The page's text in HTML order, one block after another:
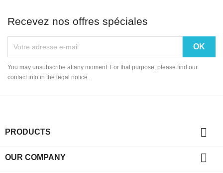
Recevez nos offres spéciales
You may unsubscribe at any moment. For that purpose, please find our
contact info in the legal notice.
PRODUCTS 
OUR COMPANY 